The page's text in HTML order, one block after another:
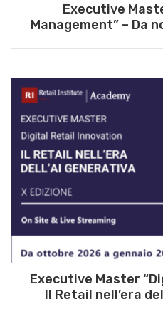
Executive
Management” – Da
Executive Master
Il Retail nell’era